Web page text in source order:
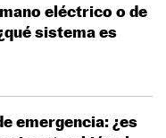
eléctrico o de
sistema es
emergencia: ¿es